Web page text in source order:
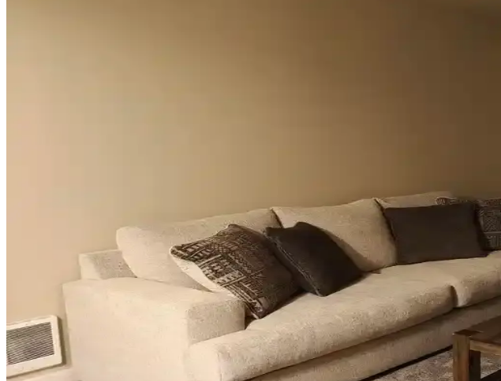
Geniş pencereler için hücresel stor, iki stor perde kullanımı, rulo stor ve pencere filmleri gibi
Vintage yatakların mekâna uyumu, boyut ve yerleşim planlaması ile renk ve dekorasyon uyumu,
Odanızı Geliştirmenin Yolları: Perde, Aydınlatma ve Dekorasyon
Odanızın atmosferini perde seçimi, aydınlatma, duvar renkleri ve mobilya düzenlemeleriyle
Mutfak Pencereleri İçin Estetik ve Fonksiyonel Perde ile Jaluzi Seçenekleri
Mutfak pencereleri için perde ve jaluzi seçiminde mevcut pencere durumu, kullanım
çözümler sunar.
Sıcak Tonlu Mekanlarda Perde ve Perde Çubuğu Seçimi İçin Estetik ve
Sıcak beyaz duvarlar ve açık kahverengi zeminlerde perde ve perde çubuğu seçimi, estetik ve
Ev Dekorasyonunda Küçük Dokunuşlarla Mekanların Kişisel ve Estetik
Ev dekorasyonunda aydınlatma, halı, sanat eserleri ve mobilya uyumu gibi küçük ama etkili